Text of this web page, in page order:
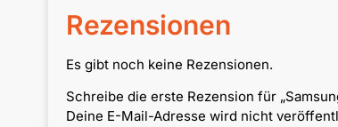
Rezensionen
Es gibt noch keine Rezensionen.
Schreibe die erste Rezension für
Deine E-Mail-Adresse wird nicht